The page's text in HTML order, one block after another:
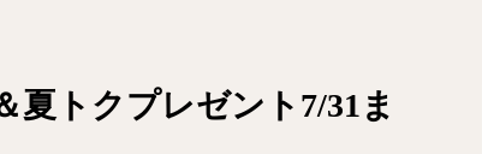
夏トクプレゼント7/31ま